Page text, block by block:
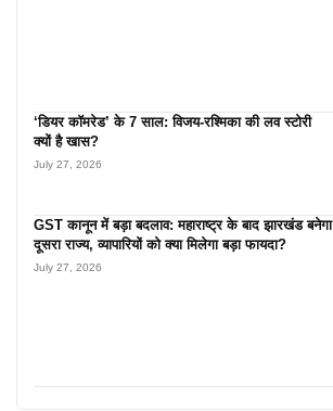
‘डियर कॉमरेड’ के 7 साल: विजय-रश्मिका की लव स्टोरी
क्यों है खास?
July 27, 2026
GST कानून में बड़ा बदलाव: महाराष्ट्र के बाद झारखंड बनेगा
दूसरा राज्य, व्यापारियों को क्या मिलेगा बड़ा फायदा?
July 27, 2026